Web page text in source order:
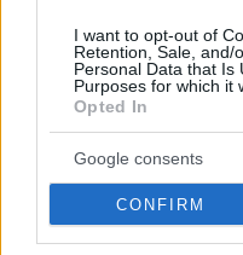
I want to opt-out of
Retention, Sale, and/
Personal Data that Is
Purposes for which it
Opted In
Google consents
CONFIRM
Προηγούμενη
ΧΑΙ